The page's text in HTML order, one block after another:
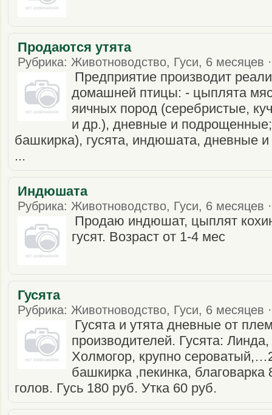
Продаются утята
Рубрика: Животноводство, Гуси, 6 месяцев
Предприятие производит
домашней птицы: - цыплята
яичных пород (серебристые,
и др.), дневные и
башкирка), гусята, индюшата, дневные
...
Индюшата
Рубрика: Животноводство, Гуси, 6 месяцев
Продаю индюшат, цыплят
гусят. Возраст от 1-4 мес
Гусята
Рубрика: Животноводство, Гуси, 6 месяцев
Гусята и утята дневные от
производителей. Гусята: Линда,
Холмогор, крупно
башкирка ,пекинка, благоварка
голов. Гусь 180 руб. Утка 60 руб.